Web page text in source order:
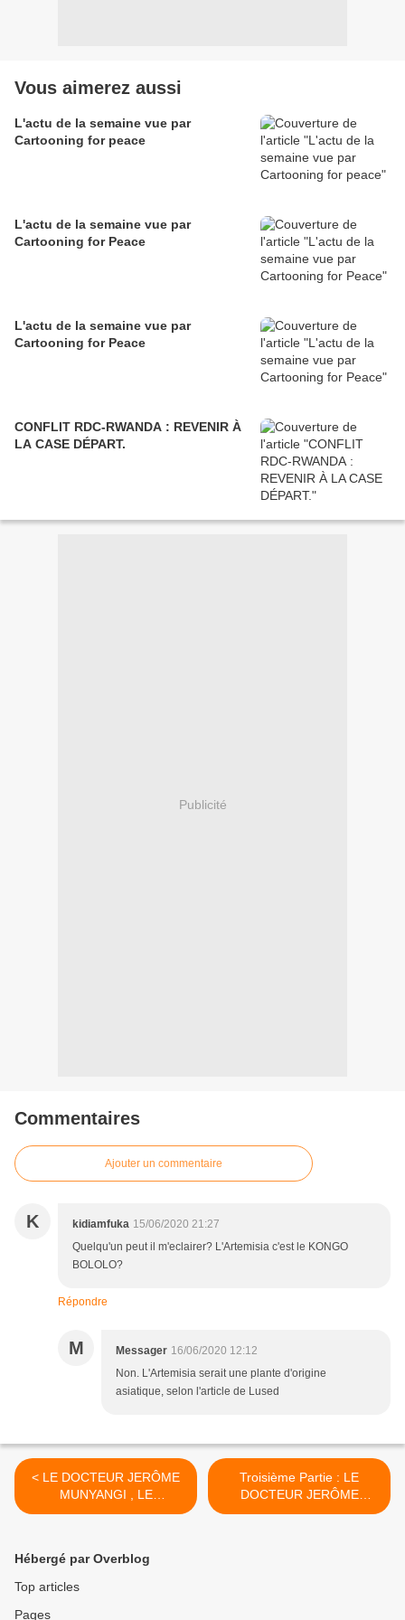
Vous aimerez aussi
L'actu de la semaine vue par
Cartooning for peace
L'actu de la semaine vue par
Cartooning for Peace
L'actu de la semaine vue par
Cartooning for Peace
CONFLIT RDC-RWANDA : REVENIR À
LA CASE DÉPART.
Publicité
Commentaires
Ajouter un commentaire
K kidiamfuka 15/06/2020 21:27
Quelqu'un peut il m'eclairer? L'Artemisia c'est le KONGO
BOLOLO?
Répondre
M Messager 16/06/2020 12:12
Non. L'Artemisia serait une plante d'origine
asiatique, selon l'article de Lused
< LE DOCTEUR JERÔME
MUNYANGI , LE
CONGOLAIS QUI VIENT D
CORONAVIRUS (COVID 19
Troisième Partie : LE
DOCTEUR JERÔME
MUNYANGI ET LE
Hébergé par Overblog
Top articles
Pages